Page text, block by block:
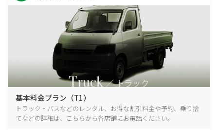
基本料金プラン（T1）
トラック・バスなどのレンタル、お得な割引料金や予約、乗り捨
てなどの詳細は、こちらから各店舗にお電話ください。